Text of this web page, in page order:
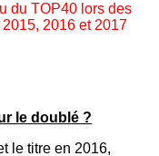
du TOP40 lors des
2016 et 2017
le doublé ?
le titre en 2016,